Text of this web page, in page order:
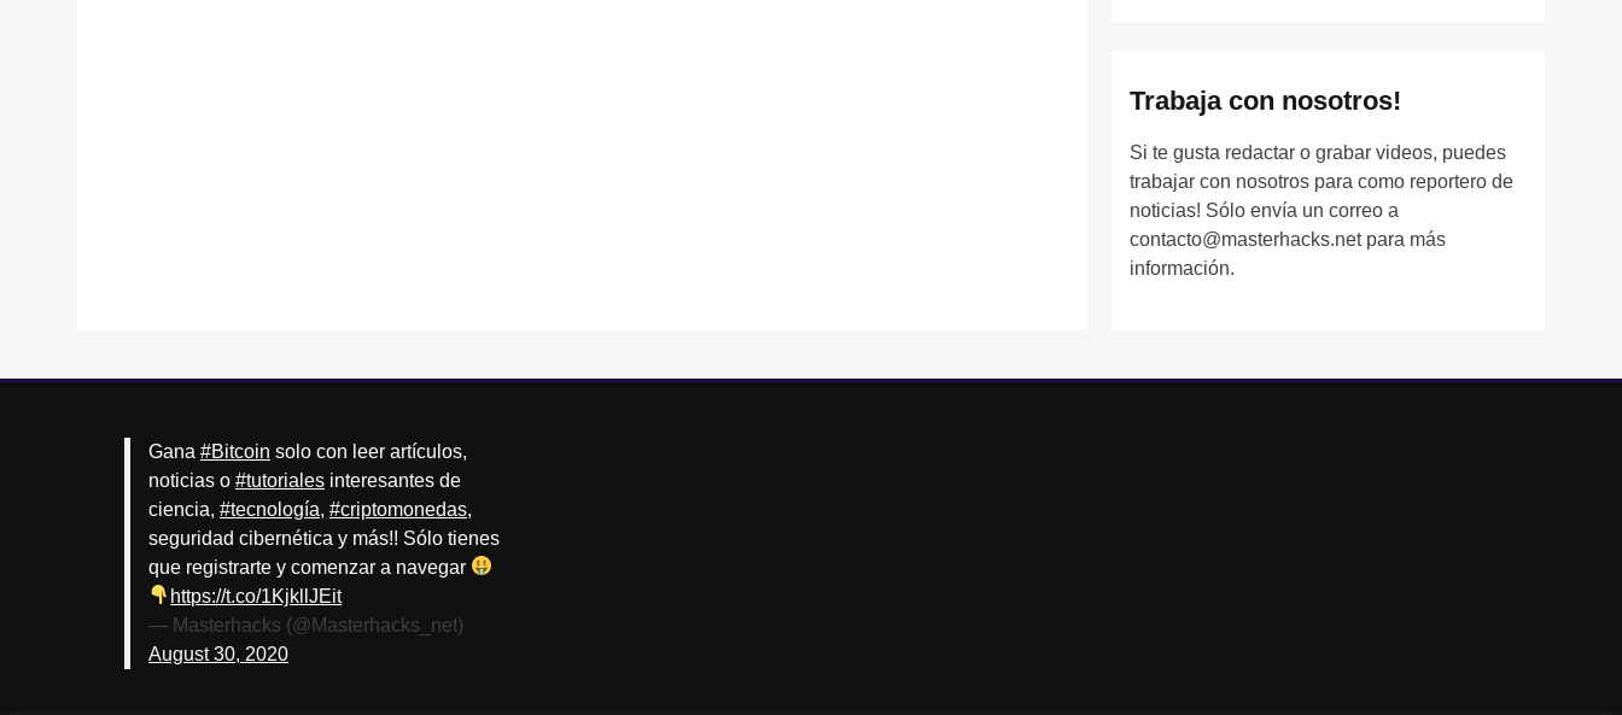
Trabaja con nosotros!
Si te gusta redactar o grabar videos, puedes
trabajar con nosotros para como reportero de
noticias! Sólo envía un correo a
contacto@masterhacks.net para más
información.
Gana #Bitcoin solo con leer artículos,
noticias o #tutoriales interesantes de
ciencia, #tecnología, #criptomonedas,
seguridad cibernética y más!! Sólo tienes
que registrarte y comenzar a navegar
https://t.co/1KjkllJEit
— Masterhacks (@Masterhacks_net)
August 30, 2020